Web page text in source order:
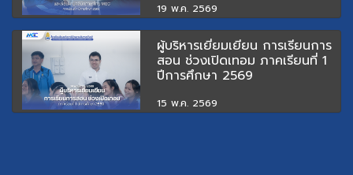
19 พ.ค. 2569
ผู้บริหารเยี่ยมเยียน การเรียนการ
สอน ช่วงเปิดเทอม ภาคเรียนที่ 1
ปีการศึกษา 2569
15 พ.ค. 2569